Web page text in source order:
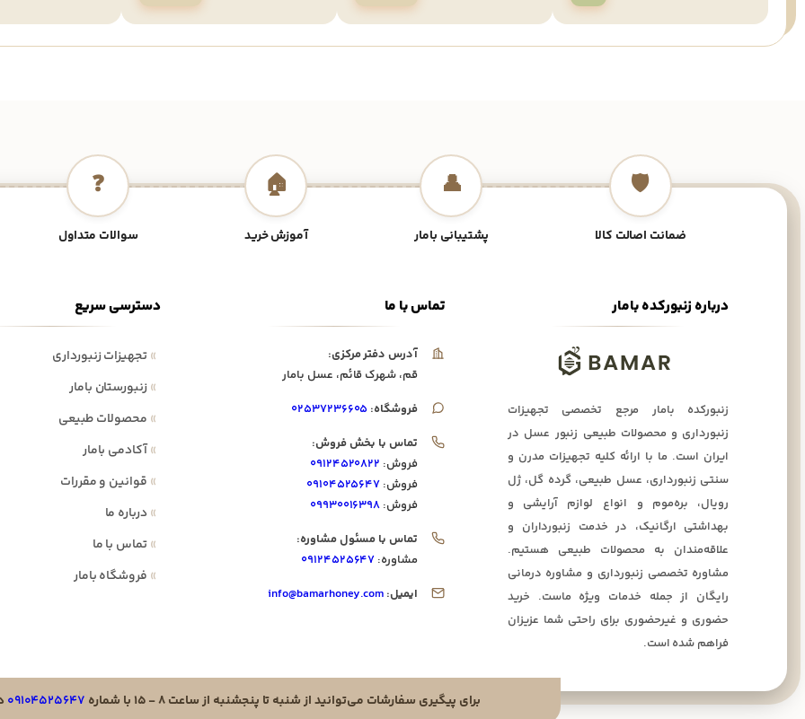
🛡️
ضمانت اصالت کالا
👤
پشتیبانی بامار
🏠
آموزش خرید
❓
سوالات متداول
دسترسی سریع
»تجهیزات زنبورداری
»زنبورستان بامار
» محصولات طبیعی
»آکادمی بامار
» قوانین و مقررات
» درباره ما
»تماس با ما
» فروشگاه بامار
تماس با ما
آدرس دفتر مرکزی:
قم، شهرک قائم، عسل بامار
فروشگاه: ۰۲۵۳۷۲۳۶۶۰۵
تماس با بخش فروش:
فروش: ۰۹۱۲۴۵۲۰۸۲۲
فروش: ۰۹۱۰۴۵۲۵۶۴۷
فروش: ۰۹۹۳۰۰۱۶۳۹۸
تماس با مسئول مشاوره:
مشاوره: ۰۹۱۲۴۵۲۵۶۴۷
ایمیل: info@bamarhoney.com
درباره زنبورکده بامار
زنبورکده بامار مرجع تخصصی تجهیزات
زنبورداری و محصولات طبیعی زنبور عسل در
ایران است. ما با ارائه کلیه تجهیزات مدرن و
سنتی زنبورداری، عسل طبیعی، گرده گل، ژل
رویال، بره‌موم و انواع لوازم آرایشی و
بهداشتی ارگانیک، در خدمت زنبورداران و
علاقه‌مندان به محصولات طبیعی هستیم.
مشاوره تخصصی زنبورداری و مشاوره درمانی
رایگان از جمله خدمات ویژه ماست. خرید
حضوری و غیرحضوری برای راحتی شما عزیزان
فراهم شده است.
برای پیگیری سفارشات می‌توانید از شنبه تا پنجشنبه از ساعت ۸ - ۱۵ با شماره ۰۹۱۰۴۵۲۵۶۴۷